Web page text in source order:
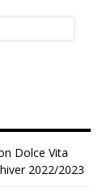
Dolce Vita
2022/2023